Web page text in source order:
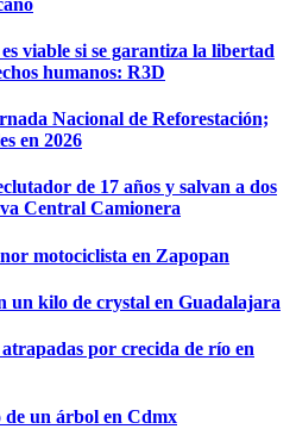
viable si se garantiza la libertad
humanos: R3D
Nacional de Reforestación;
en 2026
de 17 años y salvan a dos
Central Camionera
motociclista en Zapopan
un kilo de crystal en Guadalajara
atrapadas por crecida de río en
de un árbol en Cdmx